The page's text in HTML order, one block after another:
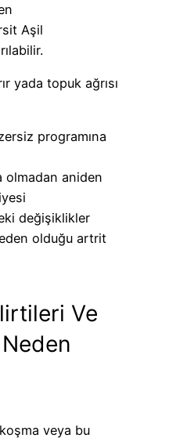
Aşil
yada topuk ağrısı
programına
olmadan aniden
değişiklikler
olduğu artrit
Ve
veya bu